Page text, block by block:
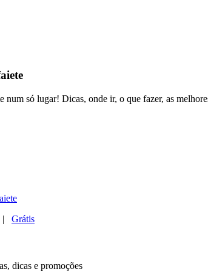
só lugar! Dicas, onde ir, o que fazer, as
| Grátis
dicas e promoções